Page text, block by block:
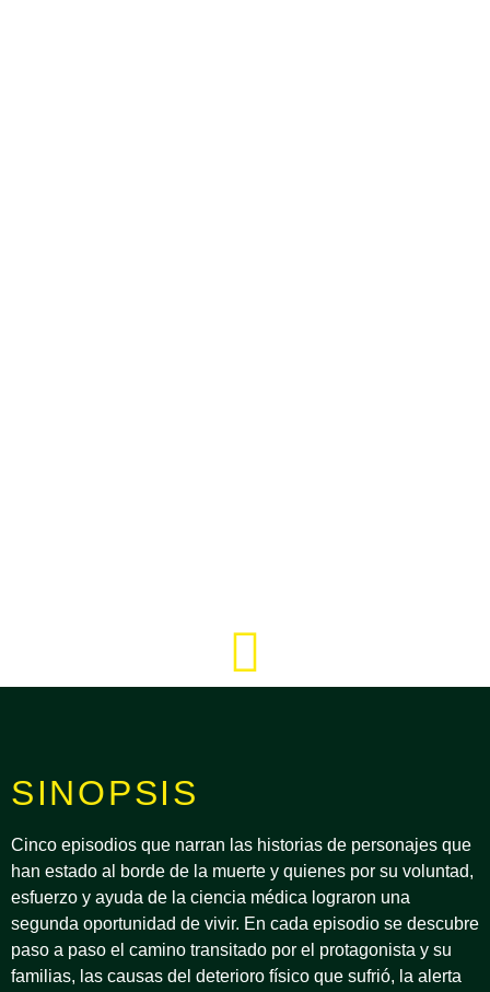
SINOPSIS
Cinco episodios que narran las historias de personajes que
han estado al borde de la muerte y quienes por su voluntad,
esfuerzo y ayuda de la ciencia médica lograron una
segunda oportunidad de vivir. En cada episodio se descubre
paso a paso el camino transitado por el protagonista y su
familias, las causas del deterioro físico que sufrió, la alerta